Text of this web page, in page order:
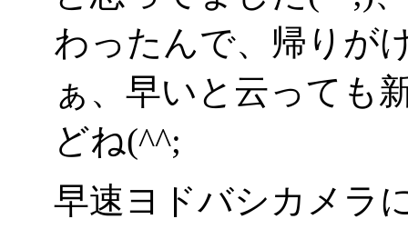
わったんで、帰りが
ぁ、早いと云っても
どね(^^;
早速ヨドバシカメラ